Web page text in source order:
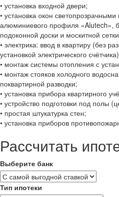
• установка входной двери;
• установка окон светопрозрачными
алюминиевого профиля «Alutech»,
подоконной доски и москитной
• электрика: ввод в квартиру (без
установкой электрического
• монтаж системы отопления с
• монтаж стояков холодного
поквартирной разводки;
• установка прибора квартирного
• устройство подготовки под полы
• простая штукатурка стен;
• установка приборов
Рассчитать
Выберите банк
Тип ипотеки